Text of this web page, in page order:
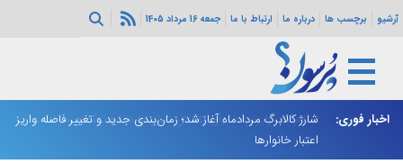
آرشیو برچسب ها درباره ما ارتباط با ما جمعه 16 مرداد 1405
اخبار فوری:
هرمز ادامه
شارژ کالابرگ مردادماه آغاز شد؛ زمان‌بندی جدید و تغییر فاصله واریز
اعتبار خانوارها